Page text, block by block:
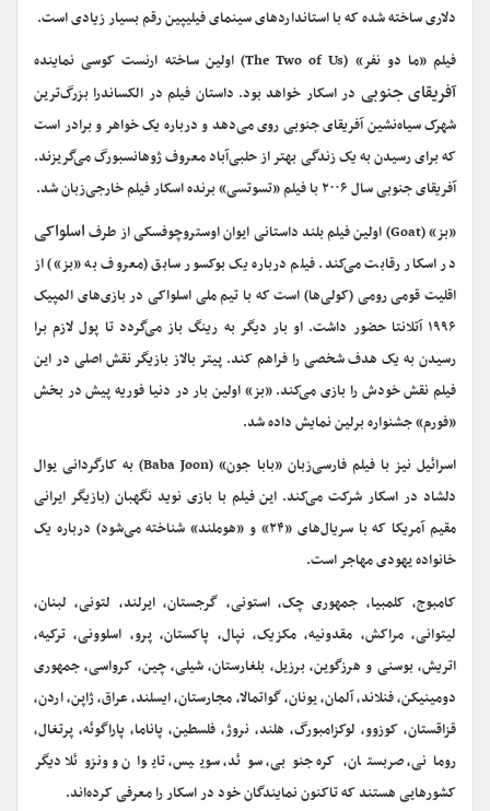
دلاری ساخته شده که با استانداردهای سینمای فیلیپین رقم بسیار زیادی است.
فیلم «ما دو نفر» (The Two of Us) اولین ساخته ارنست کوسی نماینده
آفریقای جنوبی در اسکار خواهد بود. داستان فیلم در الکساندرا بزرگ‌ترین
شهرک سیاه‌نشین آفریقای جنوبی روی می‌دهد و درباره یک خواهر و برادر است
که برای رسیدن به یک زندگی بهتر از حلبی‌آباد معروف ژوهانسبورگ می‌گریزند.
آفریقای جنوبی سال ۲۰۰۶ با فیلم «تسوتسی» برنده اسکار فیلم خارجی‌زبان شد.
«بز» (Goat) اولین فیلم بلند داستانی ایوان اوستروچوفسکی از طرف
اسلواکی
در اسکار رقابت می‌کند. فیلم درباره یک بوکسور سابق (معروف به «بز») از
اقلیت قومی رومی (کولی‌ها) است که با تیم ملی اسلواکی در بازی‌های المپیک
۱۹۹۶ آتلانتا حضور داشت. او بار دیگر به رینگ باز می‌گردد تا پول لازم برا
رسیدن به یک هدف شخصی را فراهم کند. پیتر بالاز بازیگر نقش اصلی در این
فیلم نقش خودش را بازی می‌کند. «بز» اولین بار در دنیا فوریه پیش در بخش
«فورم» جشنواره برلین نمایش داده شد.
اسرائیل نیز با فیلم فارسی‌زبان «بابا جون» (Baba Joon) به کارگردانی یوال
دلشاد در اسکار شرکت می‌کند. این فیلم با بازی نوید نگهبان (بازیگر ایرانی
مقیم آمریکا که با سریال‌های «۲۴» و «هوملند» شناخته می‌شود) درباره یک
خانواده یهودی مهاجر است.
کامبوج، کلمبیا، جمهوری چک، استونی، گرجستان، ایرلند، لتونی، لبنان،
لیتوانی، مراکش، مقدونیه، مکزیک، نپال، پاکستان، پرو، اسلوونی، ترکیه،
اتریش، بوسنی و هرزگوین، برزیل، بلغارستان، شیلی، چین، کرواسی، جمهوری
دومینیکن، فنلاند، آلمان، یونان، گواتمالا، مجارستان، ایسلند، عراق، ژاپن، اردن،
قزاقستان، کوزوو، لوکزامبورگ، هلند، نروژ، فلسطین، پاناما، پاراگوئه، پرتغال،
رومانی، صربستان، کره جنوبی، سوئد، سوییس، تایوان و ونزوئلا دیگر
کشورهایی هستند که تاکنون نمایندگان خود در اسکار را معرفی کرده‌اند.